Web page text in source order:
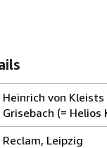
Heinrich von
Grisebach (= Helios
Reclam, Leipzig